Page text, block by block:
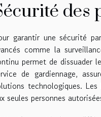
des
garantir une sécurité
comme la
permet de dissuader
de gardiennage,
technologiques.
seules personnes